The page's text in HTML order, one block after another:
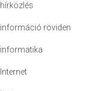
hírközlés
információ röviden
informatika
Internet